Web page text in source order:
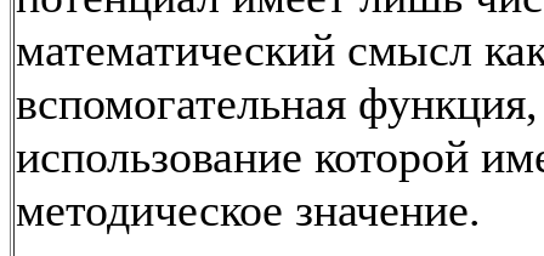
математический смысл
вспомогательная функция,
использование которой
методическое значение.